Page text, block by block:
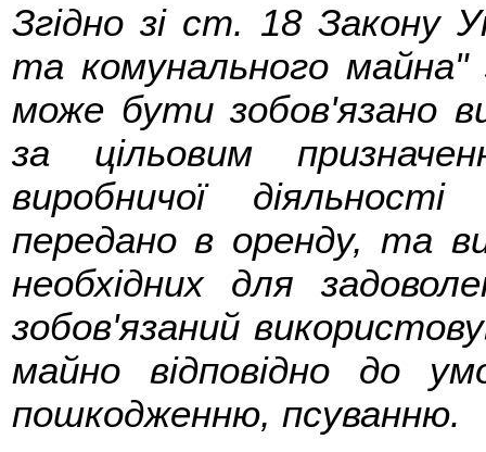
Згідно зі ст. 18 Закону
та комунального майна"
може бути зобов'язано
за цільовим
виробничої
передано в оренду, та
необхідних для
зобов'язаний
майно відповідно до
пошкодженню, псуванню.